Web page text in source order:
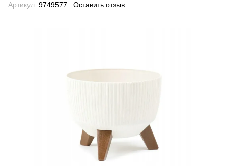
Артикул: 9749577 Оставить отзыв